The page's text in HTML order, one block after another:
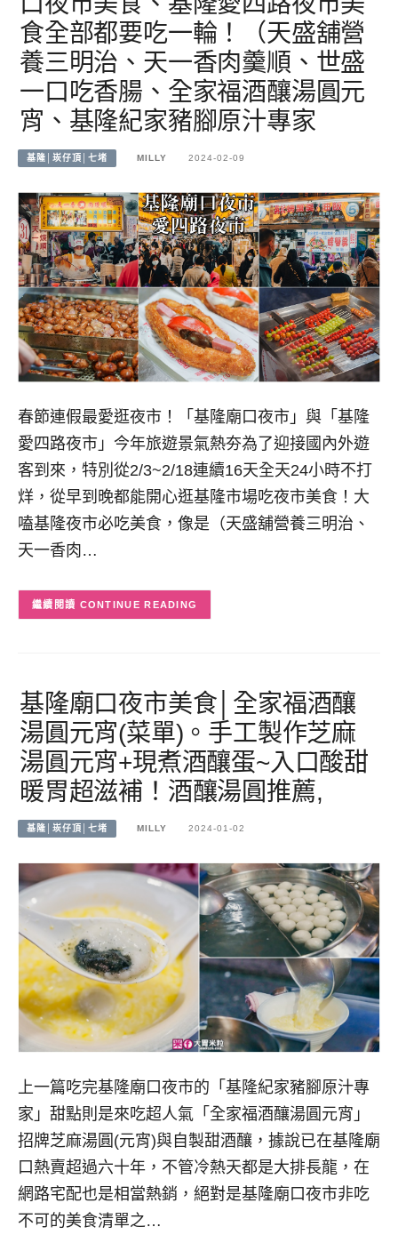
食全部都要吃一輪！（天盛舖營
養三明治、天一香肉羹順、世盛
一口吃香腸、全家福酒釀湯圓元
宵、基隆紀家豬腳原汁專家
基隆│崁仔頂│七堵 MILLY 2024-02-09
春節連假最愛逛夜市！「基隆廟口夜市」與「基隆
愛四路夜市」今年旅遊景氣熱夯為了迎接國內外遊
客到來，特別從2/3~2/18連續16天全天24小時不打
烊，從早到晚都能開心逛基隆市場吃夜市美食！大
嗑基隆夜市必吃美食，像是（天盛舖營養三明治、
天一香肉…
CONTINUE READING
基隆廟口夜市美食│全家福酒釀
湯圓元宵(菜單)。手工製作芝麻
湯圓元宵+現煮酒釀蛋~入口酸甜
暖胃超滋補！酒釀湯圓推薦,
基隆│崁仔頂│七堵 MILLY 2024-01-02
上一篇吃完基隆廟口夜市的「基隆紀家豬腳原汁專
家」甜點則是來吃超人氣「全家福酒釀湯圓元宵」
招牌芝麻湯圓(元宵)與自製甜酒釀，據說已在基隆廟
口熱賣超過六十年，不管冷熱天都是大排長龍，在
網路宅配也是相當熱銷，絕對是基隆廟口夜市非吃
不可的美食清單之…